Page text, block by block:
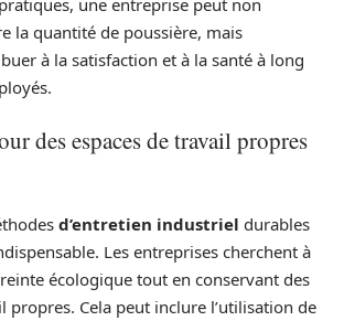
la quantité de poussière, mais
à la satisfaction et à la santé à long
des espaces de travail propres
d’entretien industriel durables
Les entreprises cherchent à
écologique tout en conservant des
propres. Cela peut inclure l’utilisation de